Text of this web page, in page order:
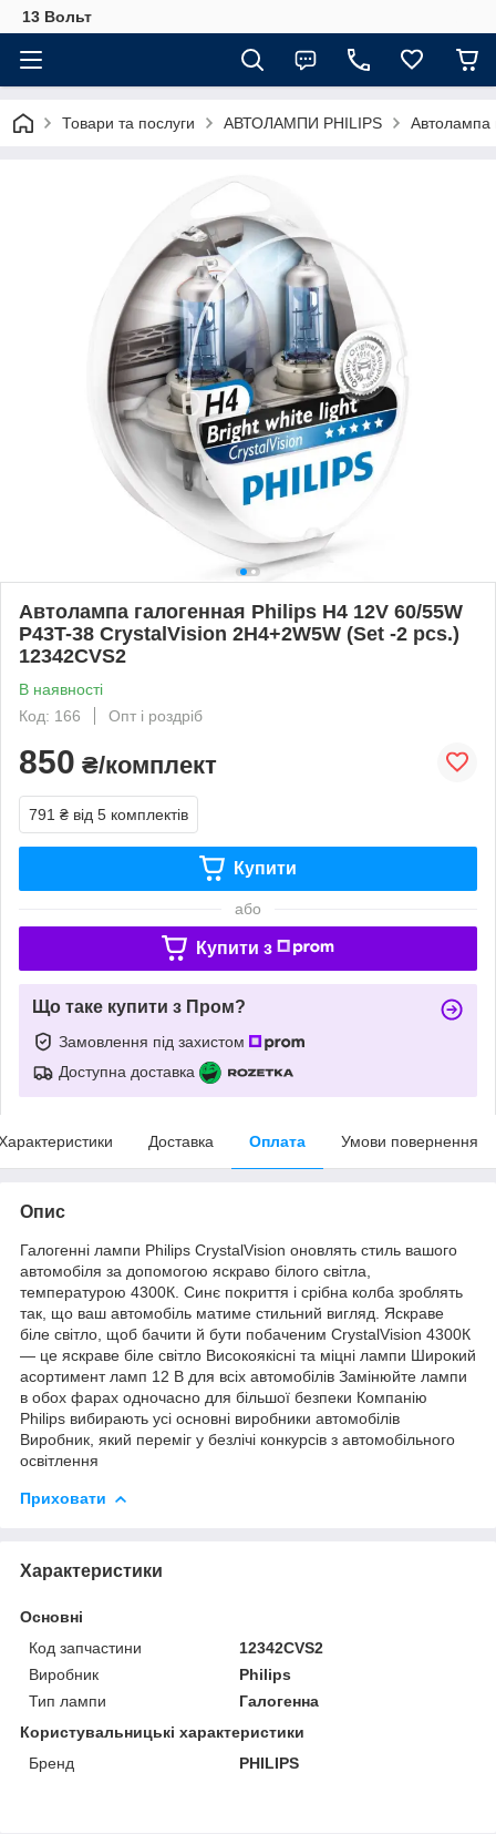
13 Вольт
Товари та послуги АВТОЛАМПИ PHILIPS Автолампа
Автолампа галогенная Philips H4 12V 60/55W
P43T-38 CrystalVision 2H4+2W5W (Set -2 pcs.)
12342CVS2
В наявності
Код: 166
Опт і роздріб
850 ₴/комплект
791 ₴ від 5 комплектів
Купити
або
Купити з
Що таке купити з Пром?
Замовлення під захистом
Доступна доставка
Доставка Оплата Умови повернення
Опис
Галогенні лампи Philips CrystalVision оновлять стиль вашого
автомобіля за допомогою яскраво білого світла,
температурою 4300К. Синє покриття і срібна колба зроблять
так, що ваш автомобіль матиме стильний вигляд. Яскраве
біле світло, щоб бачити й бути побаченим CrystalVision 4300К
— це яскраве біле світло Високоякісні та міцні лампи Широкий
асортимент ламп 12 В для всіх автомобілів Замінюйте лампи
в обох фарах одночасно для більшої безпеки Компанію
Philips вибирають усі основні виробники автомобілів
Виробник, який переміг у безлічі конкурсів з автомобільного
освітлення
Приховати
Характеристики
Основні
Код запчастини
12342CVS2
Виробник
Philips
Тип лампи
Галогенна
Користувальницькі характеристики
Бренд
PHILIPS